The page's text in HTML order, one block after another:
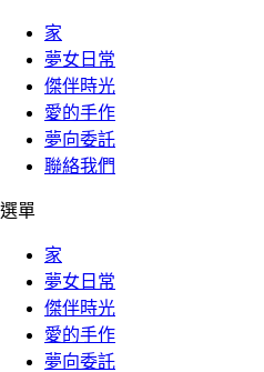
家
夢女日常
傑伴時光
愛的手作
夢向委託
聯絡我們
選單
家
夢女日常
傑伴時光
愛的手作
夢向委託